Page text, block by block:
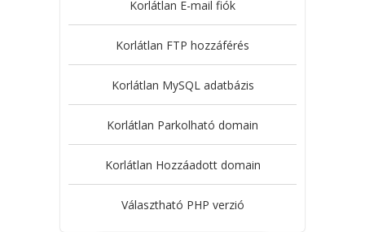
Korlátlan E-mail fiók
Korlátlan FTP hozzáférés
Korlátlan MySQL adatbázis
Korlátlan Parkolható domain
Korlátlan Hozzáadott domain
Választható PHP verzió